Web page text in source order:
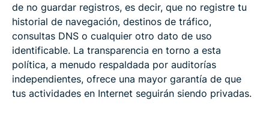
de no guardar registros, es decir, que no registre tu
historial de navegación, destinos de tráfico,
consultas DNS o cualquier otro dato de uso
identificable. La transparencia en torno a esta
política, a menudo respaldada por auditorías
independientes, ofrece una mayor garantía de que
tus actividades en Internet seguirán siendo privadas.